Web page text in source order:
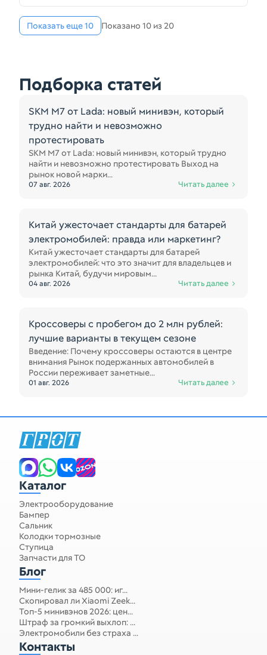
35023152
Показать еще 10
Показано 10 из 20
Подборка статей
SKM M7 от Lada: новый минивэн, который
трудно найти и невозможно
протестировать
SKM M7 от Lada: новый минивэн, который трудно
найти и невозможно протестировать Выход на
рынок новой марки...
07 авг. 2026 Читать далее
Китай ужесточает стандарты для батарей
электромобилей: правда или маркетинг?
Китай ужесточает стандарты для батарей
электромобилей: что это значит для владельцев и
рынка Китай, будучи мировым...
04 авг. 2026 Читать далее
Кроссоверы с пробегом до 2 млн рублей:
лучшие варианты в текущем сезоне
Введение: Почему кроссоверы остаются в центре
внимания Рынок подержанных автомобилей в
России переживает заметные...
01 авг. 2026 Читать далее
Каталог
Электрооборудование
Бампер
Сальник
Колодки тормозные
Ступица
Запчасти для ТО
Блог
Мини-гелик за 485 000: иг...
Скопировал ли Xiaomi Zeek...
Топ-5 минивэнов 2026: цен...
Штраф за громкий выхлоп: ...
Электромобили без страха ...
Контакты